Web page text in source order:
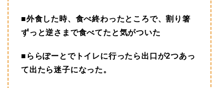
■外食した時、食べ終わったところで、割り箸
ずっと逆さまで食べてたと気がついた
■ららぽーとでトイレに行ったら出口が2つあっ
て出たら迷子になった。